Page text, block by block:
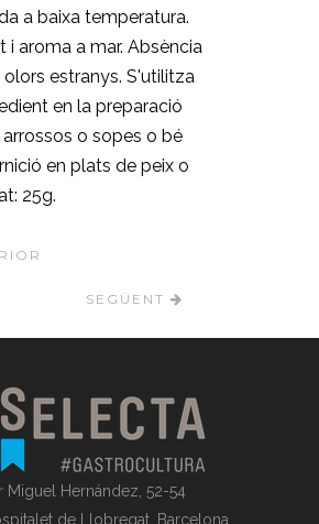
a baixa temperatura.
i aroma a mar. Absència
olors estranys. S'utilitza
en la preparació
o sopes o bé
en plats de peix o
25g.
SEGÜENT
Miguel Hernández, 52-54
de Llobregat, Barcelona